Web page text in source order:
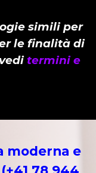
simili per
le finalità di
termini e
ed Arti
Vivere
moderna e